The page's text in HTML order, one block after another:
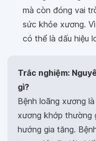
mà còn đóng vai
sức khỏe xương.
có thể là dấu hiệu
Trắc nghiệm:
gì?
Bệnh loãng xương
xương khớp thường
hướng gia tăng.